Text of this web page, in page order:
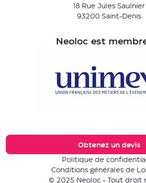
18 Rue Jules Saulnier
93200 Saint-Denis
Neoloc est
Obtenez un devis
Politique de
Conditions générales de
© 2025 Neoloc - Tout droit